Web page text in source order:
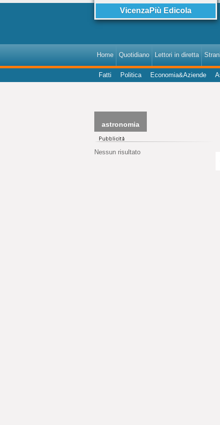
VicenzaPiù Edicola
Home Quotidiano Lettori in diretta
Fatti Politica Economia&Aziende
astronomia
Nessun risultato